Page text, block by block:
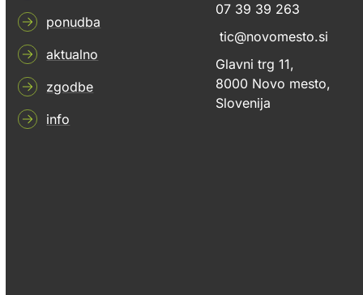
ponudba
aktualno
zgodbe
info
07 39 39 263
tic@novomesto.si
Glavni trg 11,
8000 Novo mesto,
Slovenija